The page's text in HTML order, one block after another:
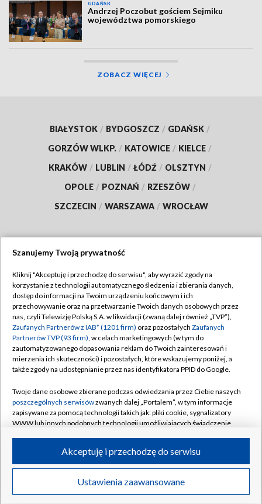
GDAŃSK
Andrzej Poczobut gościem Sejmiku
województwa pomorskiego
ZOBACZ WIĘCEJ
BIAŁYSTOK / BYDGOSZCZ / GDAŃSK /
GORZÓW WLKP. / KATOWICE / KIELCE /
KRAKÓW / LUBLIN / ŁÓDŹ / OLSZTYN /
OPOLE / POZNAŃ / RZESZÓW /
SZCZECIN / WARSZAWA / WROCŁAW
TVP
Abonament TVP
Emisja w TVP
Centrum informacji TVP
Naziemna Telewizja Cyfrowa
Rada Programowa
System NOS
Informacje o nadawcy
Program dla prasy
Ogłoszenie przetargowe
Regulamin TVP
Polityka prywatności
Moje zgody
Pomoc
Kontakt
Kanały
©2026 Telewizja Polska S.A. w likwidacji
Szanujemy Twoją prywatność
Kliknij "Akceptuję i przechodzę do serwisu", aby wyrazić zgody na
korzystanie z technologii automatycznego śledzenia i zbierania danych,
dostęp do informacji na Twoim urządzeniu końcowym i ich
przechowywanie oraz na przetwarzanie Twoich danych osobowych przez
nas, czyli Telewizję Polską S.A. w likwidacji (zwaną dalej również „TVP”),
Zaufanych Partnerów z IAB* (1201 firm) oraz pozostałych Zaufanych
Partnerów TVP (93 firm), w celach marketingowych (w tym do
zautomatyzowanego dopasowania reklam do Twoich zainteresowań i
mierzenia ich skuteczności) i pozostałych, które wskazujemy poniżej, a
także zgody na udostępnianie przez nas identyfikatora PPID do Google.
Twoje dane osobowe zbierane podczas odwiedzania przez Ciebie naszych
poszczególnych serwisówzwanych dalej „Portalem”, w tym informacje
zapisywane za pomocą technologii takich jak: pliki cookie, sygnalizatory
WWW lub innych podobnych technologii umożliwiających świadczenie
ruchu w Internecie.
Twoje dane osobowe zbierane podczas odwiedzania przez Ciebie
poszczególnych serwisówna Portalu, takie jak adresy IP, identyfikatory
Ustawienia zaawansowane
Akceptuję i przechodzę do serwisu